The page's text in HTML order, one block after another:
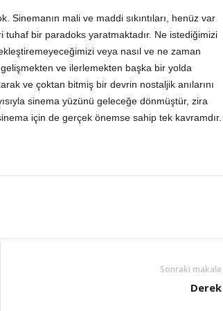
Sinemanın mali ve maddi sıkıntıları, henüz var
bir paradoks yaratmaktadır. Ne istediğimizi
veya nasıl ve ne zaman
ve ilerlemekten başka bir yolda
ve çoktan bitmiş bir devrin nostaljik anılarını
sinema yüzünü geleceğe dönmüştür, zira
için de gerçek önemse sahip tek kavramdır.
Sonraki makale
Derek